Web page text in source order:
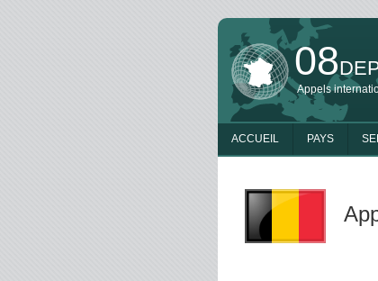
08
Appels
ACCUEIL PAYS